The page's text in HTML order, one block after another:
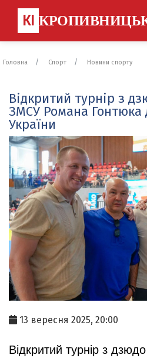
КІ
Головна Спорт Новини спорту
Відкритий турнір з
ЗМСУ Романа Гонтюка
України
13 вересня 2025, 20:00
Відкритий турнір з